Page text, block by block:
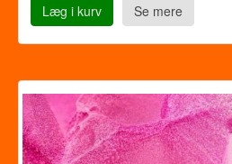
Læg i kurv Se mere